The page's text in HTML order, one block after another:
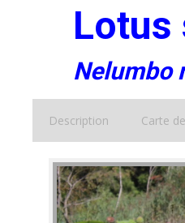
Lotus
Nelumbo
Description Carte